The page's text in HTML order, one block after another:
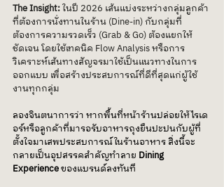
The Insight: ในปี 2026 เส้นแบ่งระหว่างกลุ่มลูกค้า
ที่ต้องการนั่งทานในร้าน (Dine-in) กับกลุ่มที่
ต้องการความรวดเร็ว (Grab & Go) ต้องแยกให้
ชัดเจน โดยใช้เทคนิค Flow Analysis หรือการ
วิเคราะห์เส้นทางสัญจรมาใช้เป็นแนวทางในการ
ออกแบบ เพื่อสร้างประสบการณ์ที่ดีที่สุดแก่ผู้ใช้
งานทุกกลุ่ม
ลองจินตนาการว่า หากพื้นที่หน้าร้านปล่อยให้ไรเด
อร์หรือลูกค้าที่มารอรับอาหารถุงยืนปะปนกับผู้ที่
ตั้งใจมาเสพประสบการณ์ในร้านอาหาร สิ่งนี้จะ
กลายเป็นอุปสรรคสำคัญทำลาย Dining
Experience ของแบรนด์ลงทันที